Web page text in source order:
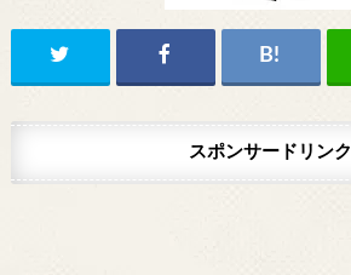
スポンサードリンク